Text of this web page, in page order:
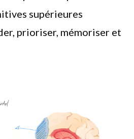
supérieures
prioriser, mémoriser et